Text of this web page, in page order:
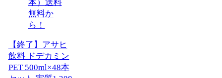
【終了】アサヒ
飲料 ドデカミン
PET 500ml×48本